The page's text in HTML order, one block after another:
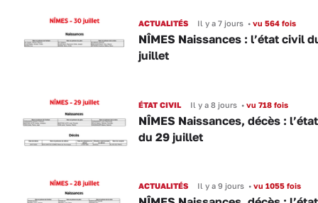
ACTUALITÉS Il y a 7 jours •vu 564 fois
NÎMES Naissances : l’état civil
juillet
ÉTAT CIVIL Il y a 8 jours •vu 718 fois
NÎMES Naissances, décès :
du 29 juillet
ACTUALITÉS Il y a 9 jours •vu 1055 fois